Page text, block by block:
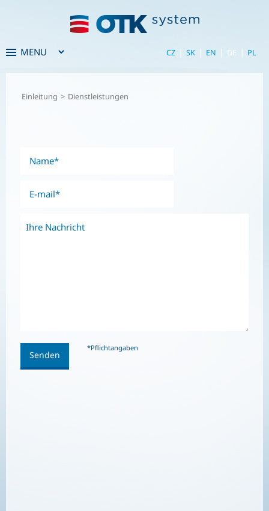
CZ | SK EN DE | PL
Einleitung > Dienstleistungen
*Pflichtangaben